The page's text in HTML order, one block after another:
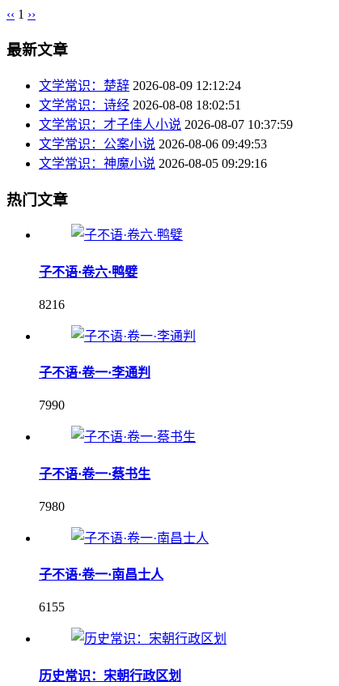
‹‹ 1 ››
最新文章
文学常识：楚辞 2026-08-09 12:12:24
文学常识：诗经 2026-08-08 18:02:51
文学常识：才子佳人小说 2026-08-07 10:37:59
文学常识：公案小说 2026-08-06 09:49:53
文学常识：神魔小说 2026-08-05 09:29:16
热门文章
子不语·卷六·鸭嬖
8216
子不语·卷一·李通判
7990
子不语·卷一·蔡书生
7980
子不语·卷一·南昌士人
6155
历史常识：宋朝行政区划